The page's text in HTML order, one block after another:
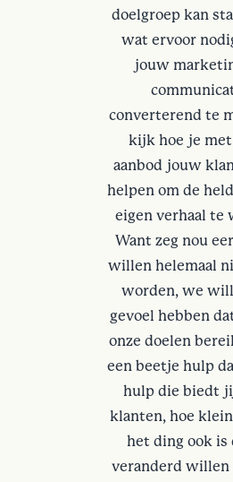
doelgroep kan
wat ervoor
jouw
converterend te
kijk hoe je
aanbod jouw
helpen om de
eigen verhaal te
Want zeg nou
willen helemaal
worden, we
gevoel hebben
onze doelen
een beetje hulp
hulp die biedt
klanten, hoe
het ding ook is
veranderd willen